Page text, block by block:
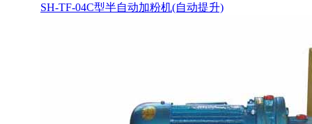
SH-TF-04C型半自动加粉机(自动提升)